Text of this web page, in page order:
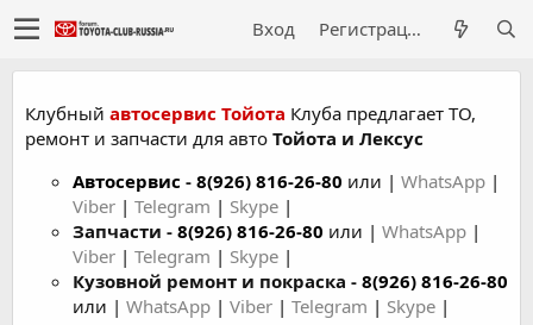
Вход Регистрация
Клубный автосервис Тойота Клуба предлагает ТО,
ремонт и запчасти для авто Тойота и Лексус
Автосервис - 8(926) 816-26-80 или | WhatsApp |
Viber | Telegram | Skype |
Запчасти - 8(926) 816-26-80 или | WhatsApp |
Viber | Telegram | Skype |
Кузовной ремонт и покраска - 8(926) 816-26-80
или | WhatsApp | Viber | Telegram | Skype |